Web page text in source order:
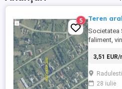
5 Teren
Societatea
faliment,
măsurată
sat
teritoriul
3,51 EUR/
28 iulie